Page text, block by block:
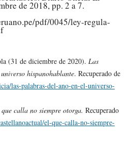
de 2018, pp. 2 a 7.
pdf/0045/ley-regula-
(31 de diciembre de 2020). Las
hispanohablante. Recuperado de
las-palabras-del-ano-en-el-universo-
calla no siempre otorga. Recuperado
el-que-calla-no-siempre-